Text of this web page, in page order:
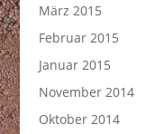
März 2015
Februar 2015
Januar 2015
November 2014
Oktober 2014